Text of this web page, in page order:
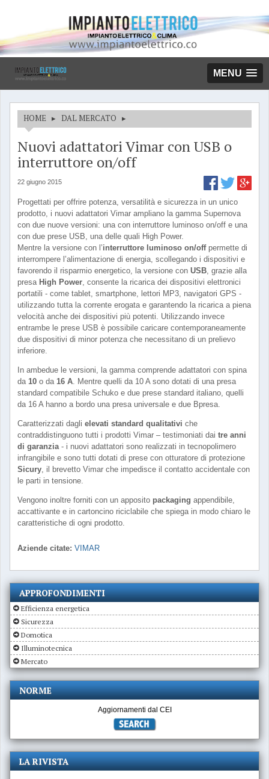
MENU
HOME ▸ DAL MERCATO ▸
Nuovi adattatori Vimar con USB o
interruttore on/off
22 giugno 2015
Progettati per offrire potenza, versatilità e sicurezza in un unico
prodotto, i nuovi adattatori Vimar ampliano la gamma Supernova
con due nuove versioni: una con interruttore luminoso on/off e una
con due prese USB, una delle quali High Power.
Mentre la versione con l’interruttore luminoso on/offpermette di
interrompere l’alimentazione di energia, scollegando i dispositivi e
favorendo il risparmio energetico, la versione con USB, grazie alla
presa High Power, consente la ricarica dei dispositivi elettronici
portatili - come tablet, smartphone, lettori MP3, navigatori GPS -
utilizzando tutta la corrente erogata e garantendo la ricarica a piena
velocità anche dei dispositivi più potenti. Utilizzando invece
entrambe le prese USB è possibile caricare contemporaneamente
due dispositivi di minor potenza che necessitano di un prelievo
inferiore.
In ambedue le versioni, la gamma comprende adattatori con spina
da 10 o da 16 A. Mentre quelli da 10 A sono dotati di una presa
standard compatibile Schuko e due prese standard italiano, quelli
da 16 A hanno a bordo una presa universale e due Bpresa.
Caratterizzati dagli elevati standard qualitativi che
contraddistinguono tutti i prodotti Vimar – testimoniati dai tre anni
di garanzia- i nuovi adattatori sono realizzati in tecnopolimero
infrangibile e sono tutti dotati di prese con otturatore di protezione
Sicury, il brevetto Vimar che impedisce il contatto accidentale con
le parti in tensione.
Vengono inoltre forniti con un apposito packaging appendibile,
accattivante e in cartoncino riciclabile che spiega in modo chiaro le
caratteristiche di ogni prodotto.
Aziende citate: VIMAR
APPROFONDIMENTI
Efficienza energetica
Sicurezza
Domotica
Illuminotecnica
Mercato
NORME
Aggiornamenti dal CEI
LA RIVISTA